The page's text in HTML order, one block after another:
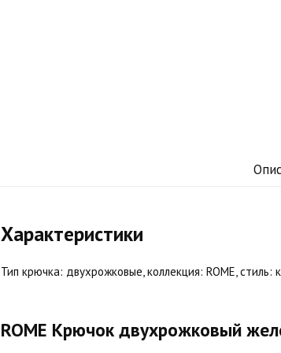
Характеристики
Тип крючка: двухрожковые, коллекция: ROME, стиль:
ROME Крючок двухрожковый